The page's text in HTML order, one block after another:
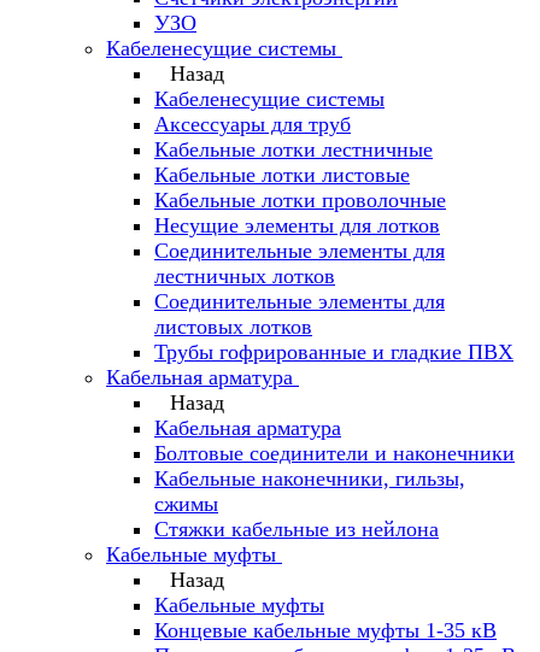
УЗО
Кабеленесущие системы
Назад
Кабеленесущие системы
Аксессуары для труб
Кабельные лотки лестничные
Кабельные лотки листовые
Кабельные лотки проволочные
Несущие элементы для лотков
Соединительные элементы для
лестничных лотков
Соединительные элементы для
листовых лотков
Трубы гофрированные и гладкие ПВХ
Кабельная арматура
Назад
Кабельная арматура
Болтовые соединители и наконечники
Кабельные наконечники, гильзы,
сжимы
Стяжки кабельные из нейлона
Кабельные муфты
Назад
Кабельные муфты
Концевые кабельные муфты 1-35 кВ